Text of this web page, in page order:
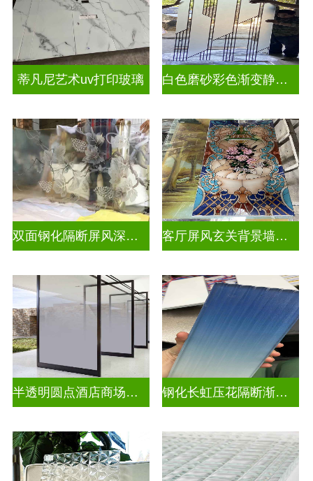
蒂凡尼艺术uv打印玻璃 白色磨砂彩色渐变静电玻璃UV打印加工
双面钢化隔断屏风深雕玻璃 客厅屏风玄关背景墙深雕浮雕玻璃
半透明圆点酒店商场渐变装饰玻璃 钢化长虹压花隔断渐变隔断装饰玻璃